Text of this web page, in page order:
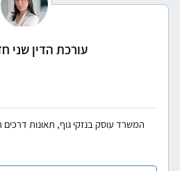
עורכת הדין שני
המשרד עוסק בנזקי גוף, תאונות דרכים